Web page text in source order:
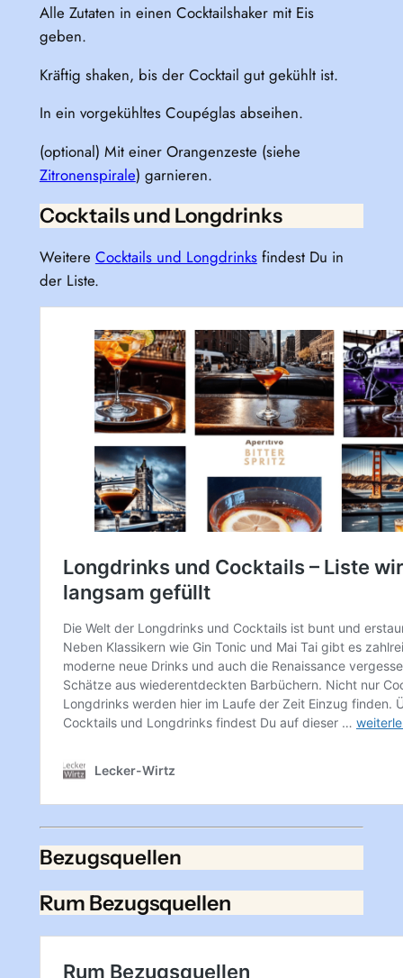
Alle Zutaten in einen Cocktailshaker mit Eis
geben.
Kräftig shaken, bis der Cocktail gut gekühlt ist.
In ein vorgekühltes Coupéglas abseihen.
(optional) Mit einer Orangenzeste (siehe
Zitronenspirale) garnieren.
Cocktails und Longdrinks
Weitere Cocktails und Longdrinksfindest Du in
der Liste.
Bezugsquellen
Rum Bezugsquellen